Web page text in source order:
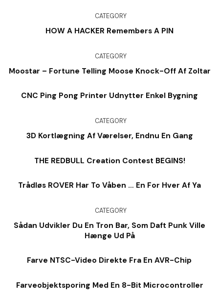
CATEGORY
HOW A HACKER Remembers A PIN
CATEGORY
Moostar – Fortune Telling Moose Knock-Off Af Zoltar
CNC Ping Pong Printer Udnytter Enkel Bygning
CATEGORY
3D Kortlægning Af Værelser, Endnu En Gang
THE REDBULL Creation Contest BEGINS!
Trådløs ROVER Har To Våben … En For Hver Af Ya
CATEGORY
Sådan Udvikler Du En Tron Bar, Som Daft Punk Ville
Hænge Ud På
Farve NTSC-Video Direkte Fra En AVR-Chip
Farveobjektsporing Med En 8-Bit Microcontroller